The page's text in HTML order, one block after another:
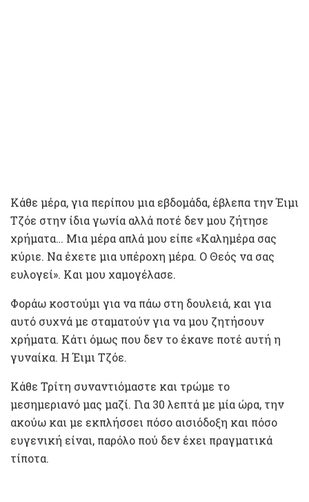
Κάθε μέρα, για περίπου μια εβδομάδα, έβλεπα την Έιμι
Τζόε στην ίδια γωνία αλλά ποτέ δεν μου ζήτησε
χρήματα… Μια μέρα απλά μου είπε «Καλημέρα σας
κύριε. Να έχετε μια υπέροχη μέρα. Ο Θεός να σας
ευλογεί». Και μου χαμογέλασε.
Φοράω κοστούμι για να πάω στη δουλειά, και για
αυτό συχνά με σταματούν για να μου ζητήσουν
χρήματα. Κάτι όμως που δεν το έκανε ποτέ αυτή η
γυναίκα. Η Έιμι Τζόε.
Κάθε Τρίτη συναντιόμαστε και τρώμε το
μεσημεριανό μας μαζί. Για 30 λεπτά με μία ώρα, την
ακούω και με εκπλήσσει πόσο αισιόδοξη και πόσο
ευγενική είναι, παρόλο πού δεν έχει πραγματικά
τίποτα.